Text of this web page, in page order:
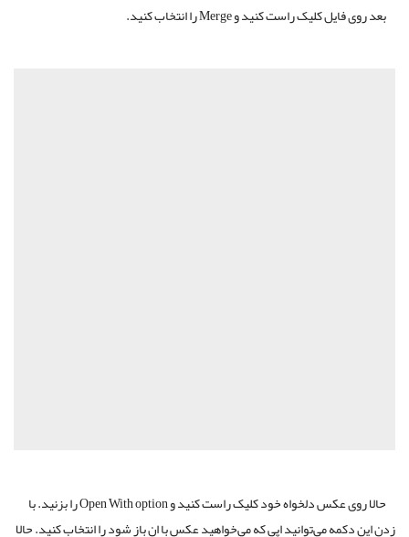
بعد روی فایل کلیک راست کنید و Merge را انتخاب کنید.
حالا روی عکس دلخواه خود کلیک راست کنید و Open With option را بزنید. با
زدن این دکمه می‌توانید اپی که می‌خواهید عکس با ان باز شود را انتخاب کنید. حالا